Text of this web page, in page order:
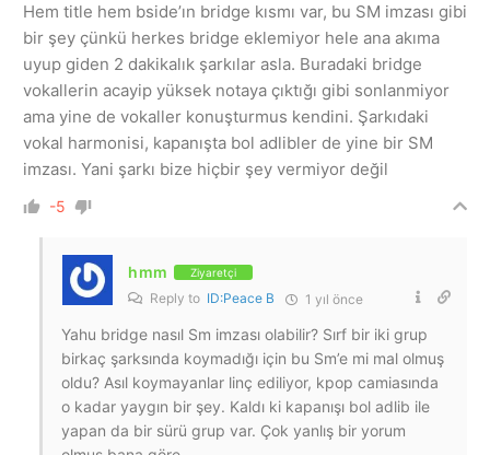
Hem title hem bside’ın bridge kısmı var, bu SM imzası gibi
bir şey çünkü herkes bridge eklemiyor hele ana akıma
uyup giden 2 dakikalık şarkılar asla. Buradaki bridge
vokallerin acayip yüksek notaya çıktığı gibi sonlanmiyor
ama yine de vokaller konuşturmus kendini. Şarkıdaki
vokal harmonisi, kapanışta bol adlibler de yine bir SM
imzası. Yani şarkı bize hiçbir şey vermiyor değil
-5
hmm Ziyaretçi
Reply to ID:Peace B 1 yıl önce
Yahu bridge nasıl Sm imzası olabilir? Sırf bir iki grup
birkaç şarksında koymadığı için bu Sm’e mi mal olmuş
oldu? Asıl koymayanlar linç ediliyor, kpop camiasında
o kadar yaygın bir şey. Kaldı ki kapanışı bol adlib ile
yapan da bir sürü grup var. Çok yanlış bir yorum